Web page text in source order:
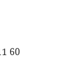
60